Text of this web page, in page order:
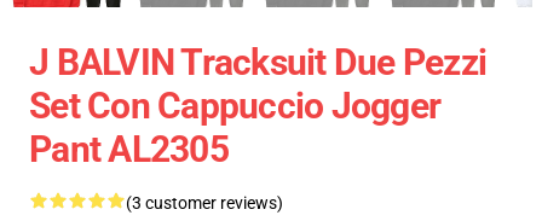
J BALVIN Tracksuit Due Pezzi
Set Con Cappuccio Jogger
Pant AL2305
(3 customer reviews)